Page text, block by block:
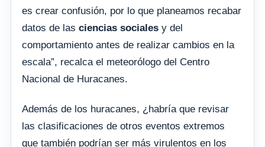
es crear confusión, por lo que planeamos recabar
datos de las ciencias sociales y del
comportamiento antes de realizar cambios en la
escala”, recalca el meteorólogo del Centro
Nacional de Huracanes.
Además de los huracanes, ¿habría que revisar
las clasificaciones de otros eventos extremos
que también podrían ser más virulentos en los